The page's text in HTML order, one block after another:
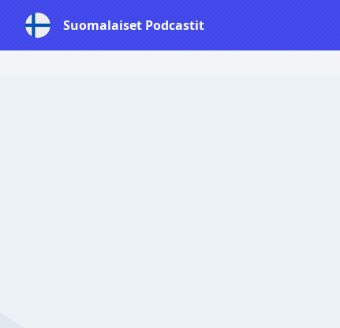
Suomalaiset Podcastit